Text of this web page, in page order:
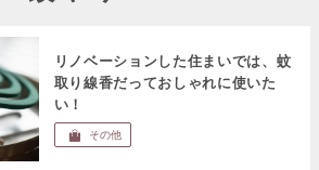
リノベーションした住まいでは、蚊
取り線香だっておしゃれに使いた
い！
その他